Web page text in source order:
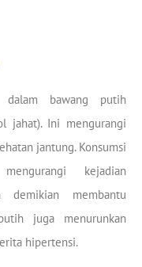
dalam bawang putih
jahat). Ini mengurangi
jantung. Konsumsi
kejadian
demikian membantu
juga menurunkan
hipertensi.